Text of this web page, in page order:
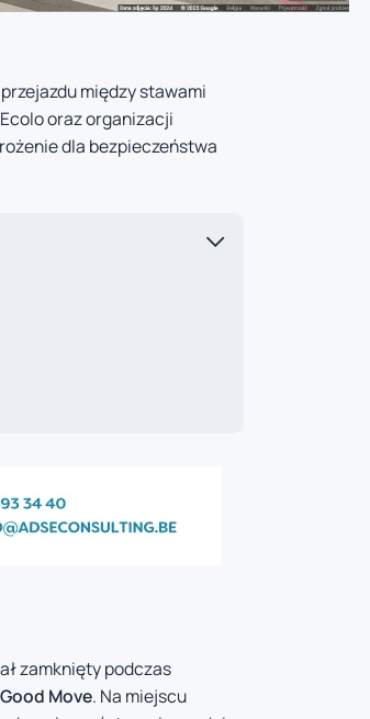
między stawami
oraz organizacji
dla bezpieczeństwa
zamknięty podczas
Good Move. Na miejscu